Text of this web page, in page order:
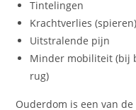
Tintelingen
Krachtverlies (spieren)
Uitstralende pijn
Minder mobiliteit (bij
rug)
Ouderdom is een van